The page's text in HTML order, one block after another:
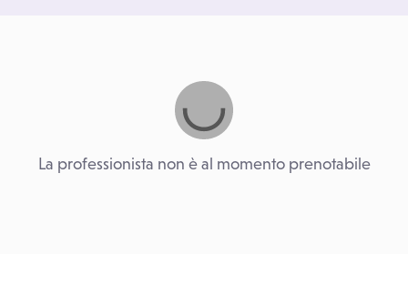
La professionista non è al momento prenotabile